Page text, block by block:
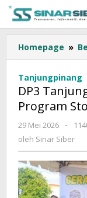
Lewati
konten
Homepage »
Tanjungpinang
DP3
Program
29 Mei 2026
oleh
Sinar
-
oleh Sinar Siber